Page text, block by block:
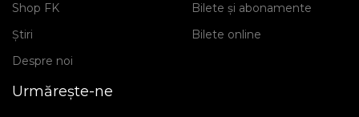
Shop FK
Știri
Despre noi
Bilete și abonamente
Bilete online
Urmărește-ne